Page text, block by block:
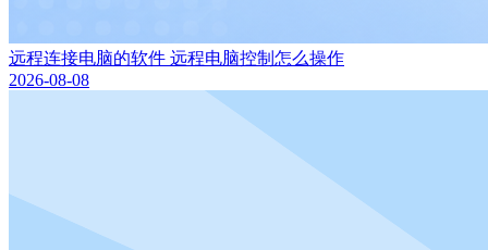
远程连接电脑的软件 远程电脑控制怎么操作
2026-08-08